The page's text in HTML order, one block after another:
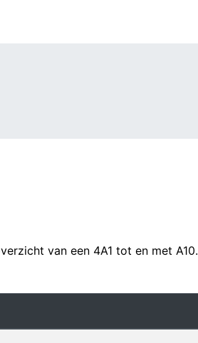
van een 4A1 tot en met A10.